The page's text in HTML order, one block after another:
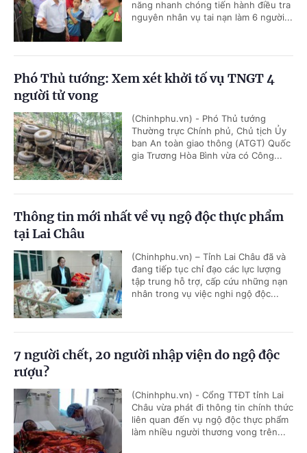
năng nhanh chóng tiến hành điều tra
nguyên nhân vụ tai nạn làm 6 người...
Phó Thủ tướng: Xem xét khởi tố vụ TNGT 4
người tử vong
(Chinhphu.vn) - Phó Thủ tướng
Thường trực Chính phủ, Chủ tịch Ủy
ban An toàn giao thông (ATGT) Quốc
gia Trương Hòa Bình vừa có Công...
Thông tin mới nhất về vụ ngộ độc thực phẩm
tại Lai Châu
(Chinhphu.vn) – Tỉnh Lai Châu đã và
đang tiếp tục chỉ đạo các lực lượng
tập trung hỗ trợ, cấp cứu những nạn
nhân trong vụ việc nghi ngộ độc...
7 người chết, 20 người nhập viện do ngộ độc
rượu?
(Chinhphu.vn) - Cổng TTĐT tỉnh Lai
Châu vừa phát đi thông tin chính thức
liên quan đến vụ ngộ độc thực phẩm
làm nhiều người thương vong trên...